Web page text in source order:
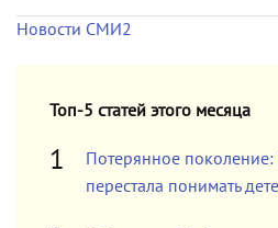
Новости СМИ2
Топ-5 статей этого месяца
Потерянное
перестала понимать